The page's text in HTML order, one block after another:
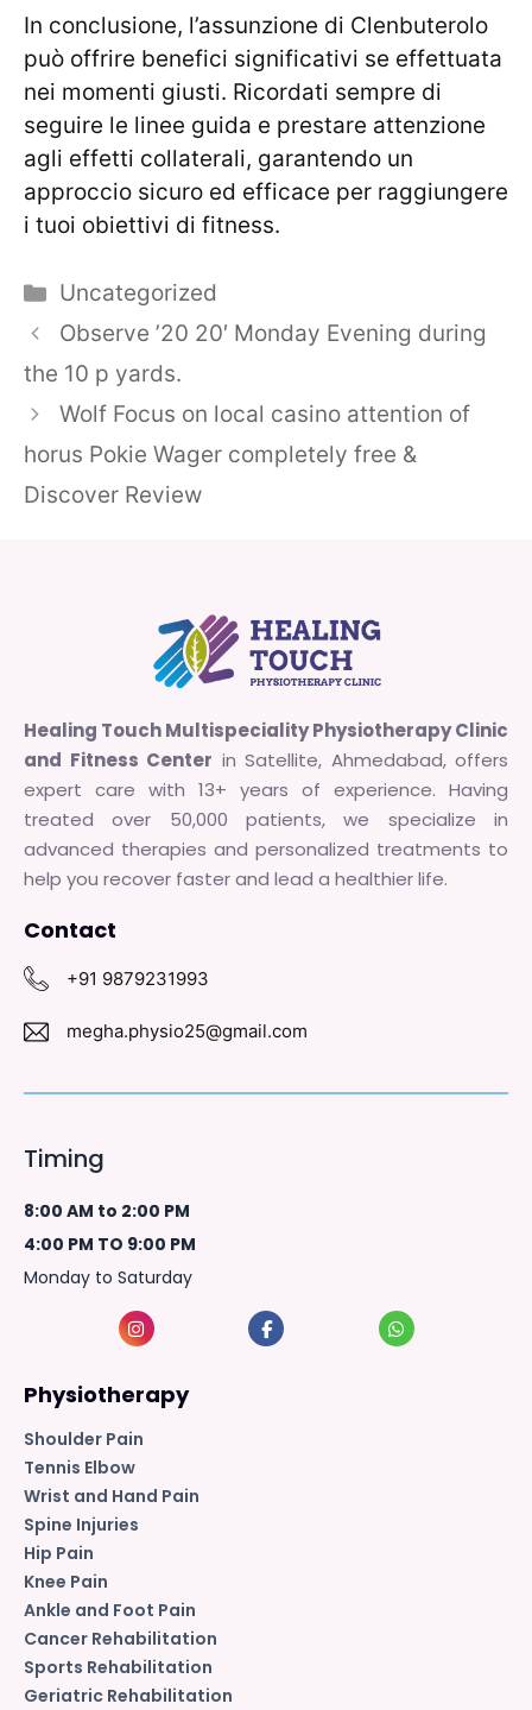
In conclusione, l’assunzione di Clenbuterolo
può offrire benefici significativi se effettuata
nei momenti giusti. Ricordati sempre di
seguire le linee guida e prestare attenzione
agli effetti collaterali, garantendo un
approccio sicuro ed efficace per raggiungere
i tuoi obiettivi di fitness.
Categories
Uncategorized
Observe ’20 20′ Monday Evening during
the 10 p yards.
Wolf Focus on local casino attention of
horus Pokie Wager completely free &
Discover Review
Healing Touch Multispeciality Physiotherapy Clinic
and Fitness Center in Satellite, Ahmedabad, offers
expert care with 13+ years of experience. Having
treated over 50,000 patients, we specialize in
advanced therapies and personalized treatments to
help you recover faster and lead a healthier life.
Contact
+91 9879231993
megha.physio25@gmail.com
Timing
8:00 AM to 2:00 PM
4:00 PM TO 9:00 PM
Monday to Saturday
Physiotherapy
Shoulder Pain
Tennis Elbow
Wrist and Hand Pain
Spine Injuries
Hip Pain
Knee Pain
Ankle and Foot Pain
Cancer Rehabilitation
Sports Rehabilitation
Geriatric Rehabilitation